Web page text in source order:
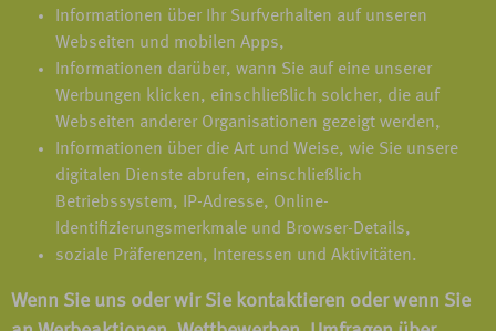
Informationen über Ihr Surfverhalten auf unseren
Webseiten und mobilen Apps,
Informationen darüber, wann Sie auf eine unserer
Werbungen klicken, einschließlich solcher, die auf
Webseiten anderer Organisationen gezeigt werden,
Informationen über die Art und Weise, wie Sie unsere
digitalen Dienste abrufen, einschließlich
Betriebssystem, IP-Adresse, Online-
Identifizierungsmerkmale und Browser-Details,
soziale Präferenzen, Interessen und Aktivitäten.
Wenn Sie uns oder wir Sie kontaktieren oder wenn Sie